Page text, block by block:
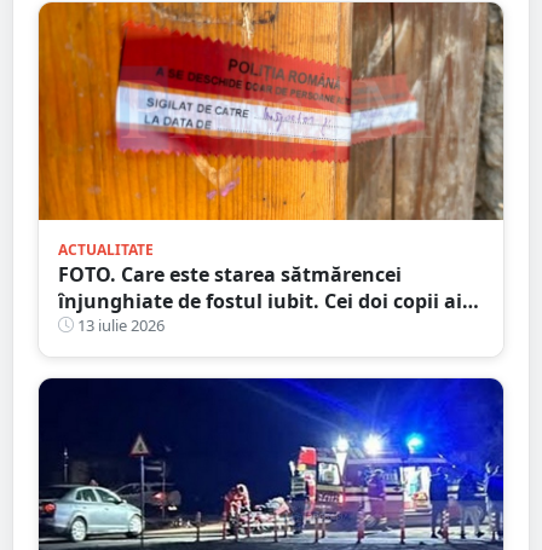
ACTUALITATE
FOTO. Care este starea sătmărencei
înjunghiate de fostul iubit. Cei doi copii ai
femeii, luați în plasament
13 iulie 2026